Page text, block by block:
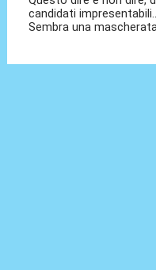
candidati
Sembra una